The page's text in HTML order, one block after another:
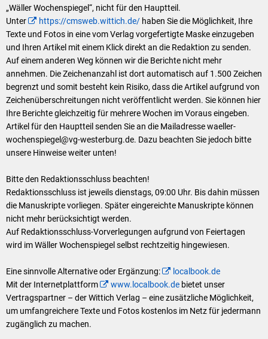
„Wäller Wochenspiegel“, nicht für den Hauptteil.
Unter
https://cmsweb.wittich.de/haben Sie die Möglichkeit, Ihre
Texte und Fotos in eine vom Verlag vorgefertigte Maske einzugeben
und Ihren Artikel mit einem Klick direkt an die Redaktion zu senden.
Auf einem anderen Weg können wir die Berichte nicht mehr
annehmen. Die Zeichenanzahl ist dort automatisch auf 1.500 Zeichen
begrenzt und somit besteht kein Risiko, dass die Artikel aufgrund von
Zeichenüberschreitungen nicht veröffentlicht werden. Sie können hier
Ihre Berichte gleichzeitig für mehrere Wochen im Voraus eingeben.
Artikel für den Hauptteil senden Sie an die Mailadresse waeller-
wochenspiegel@vg-westerburg.de. Dazu beachten Sie jedoch bitte
unsere Hinweise weiter unten!
Bitte den Redaktionsschluss beachten!
Redaktionsschluss ist jeweils dienstags, 09:00 Uhr. Bis dahin müssen
die Manuskripte vorliegen. Später eingereichte Manuskripte können
nicht mehr berücksichtigt werden.
Auf Redaktionsschluss-Vorverlegungen aufgrund von Feiertagen
wird im Wäller Wochenspiegel selbst rechtzeitig hingewiesen.
Eine sinnvolle Alternative oder Ergänzung:
localbook.de
Mit der Internetplattform
www.localbook.debietet unser
Vertragspartner – der Wittich Verlag – eine zusätzliche Möglichkeit,
um umfangreichere Texte und Fotos kostenlos im Netz für jedermann
zugänglich zu machen.